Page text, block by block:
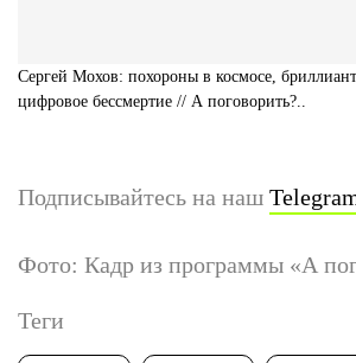
Сергей Мохов: похороны в космосе,
цифровое бессмертие // А поговорить?..
Подписывайтесь на наш
Фото: Кадр из программы «А
Теги